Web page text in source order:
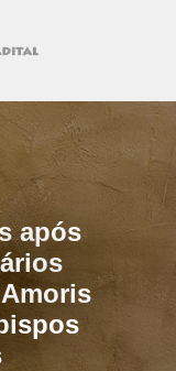
após